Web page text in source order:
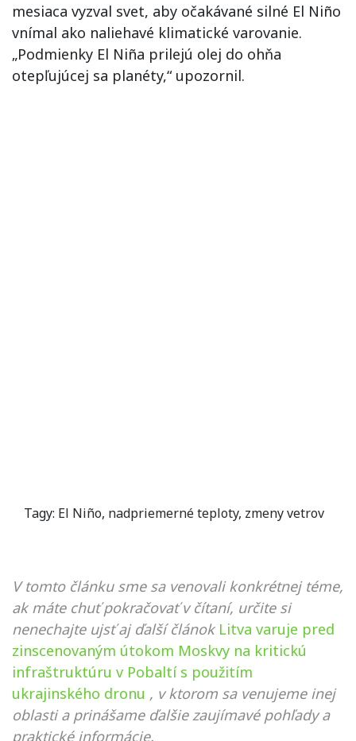
mesiaca vyzval svet, aby očakávané silné El Niño
vnímal ako naliehavé klimatické varovanie.
„Podmienky El Niña prilejú olej do ohňa
otepľujúcej sa planéty,“ upozornil.
Tagy: El Niño, nadpriemerné teploty, zmeny vetrov
V tomto článku sme sa venovali konkrétnej téme,
ak máte chuť pokračovať v čítaní, určite si
nenechajte ujsť aj ďalší článok Litva varuje pred
zinscenovaným útokom Moskvy na kritickú
infraštruktúru v Pobaltí s použitím
ukrajinského dronu , v ktorom sa venujeme inej
oblasti a prinášame ďalšie zaujímavé pohľady a
praktické informácie.